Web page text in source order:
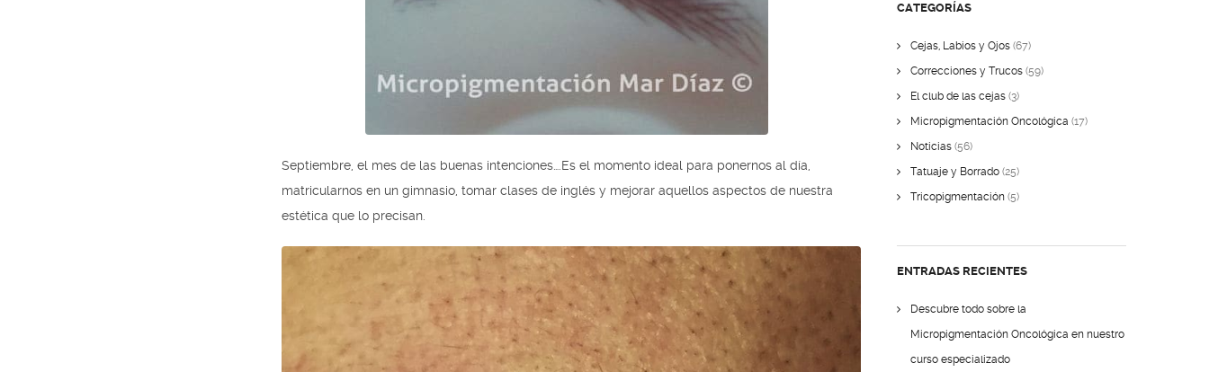
Septiembre, el mes de las buenas intenciones….Es el momento ideal para ponernos al día,
matricularnos en un gimnasio, tomar clases de inglés y mejorar aquellos aspectos de nuestra
estética que lo precisan.
CATEGORÍAS
Cejas, Labios y Ojos (67)
Correcciones y Trucos (59)
El club de las cejas (3)
Micropigmentación Oncológica (17)
Noticias (56)
Tatuaje y Borrado (25)
Tricopigmentación (5)
ENTRADAS RECIENTES
Descubre todo sobre la
Micropigmentación Oncológica en nuestro
curso especializado